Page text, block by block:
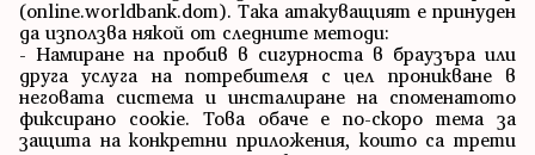
(online.worldbank.dom). Така атакуващият е принуден
да използва някой от следните методи:
- Намиране на пробив в сигурноста в браузъра или
друга услуга на потребителя с цел проникване в
неговата система и инсталиране на споменатото
фиксирано cookie. Това обаче е по-скоро тема за
защита на конкретни приложения, които са трети